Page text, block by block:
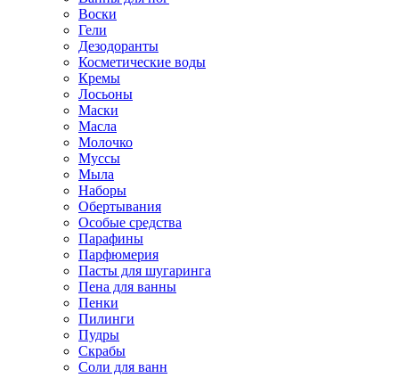
Воски
Гели
Дезодоранты
Косметические воды
Кремы
Лосьоны
Маски
Масла
Молочко
Муссы
Мыла
Наборы
Обертывания
Особые средства
Парафины
Парфюмерия
Пасты для шугаринга
Пена для ванны
Пенки
Пилинги
Пудры
Скрабы
Соли для ванн